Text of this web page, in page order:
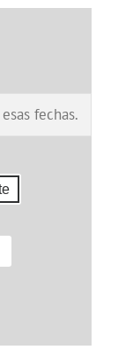
fechas.